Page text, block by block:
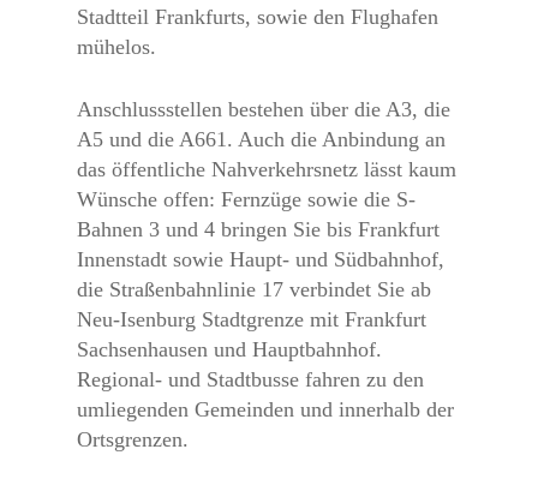
Stadtteil Frankfurts, sowie den Flughafen
mühelos.
Anschlussstellen bestehen über die A3, die
A5 und die A661. Auch die Anbindung an
das öffentliche Nahverkehrsnetz lässt kaum
Wünsche offen: Fernzüge sowie die S-
Bahnen 3 und 4 bringen Sie bis Frankfurt
Innenstadt sowie Haupt- und Südbahnhof,
die Straßenbahnlinie 17 verbindet Sie ab
Neu-Isenburg Stadtgrenze mit Frankfurt
Sachsenhausen und Hauptbahnhof.
Regional- und Stadtbusse fahren zu den
umliegenden Gemeinden und innerhalb der
Ortsgrenzen.